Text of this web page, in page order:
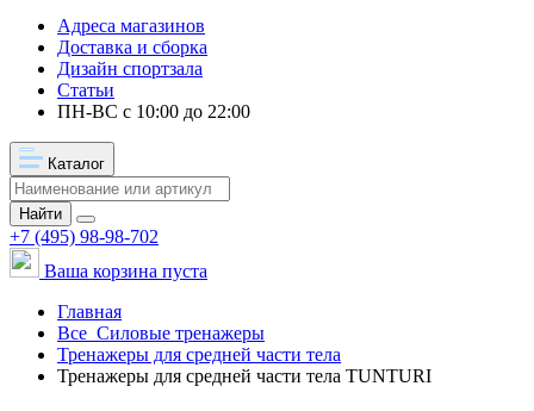
Адреса магазинов
Доставка и сборка
Дизайн спортзала
Статьи
ПН-ВС с 10:00 до 22:00
Каталог
Найти
+7 (495) 98-98-702
Ваша корзина пуста
Главная
Все Силовые тренажеры
Тренажеры для средней части тела
Тренажеры для средней части тела TUNTURI